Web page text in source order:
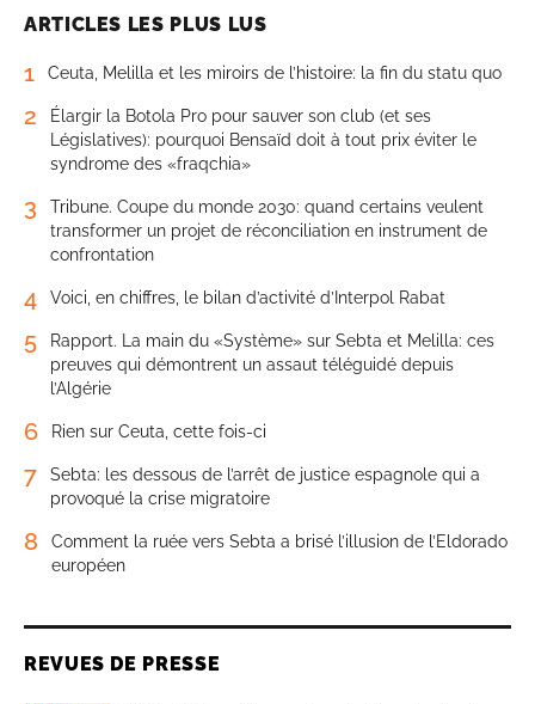
ARTICLES LES PLUS LUS
1 Ceuta, Melilla et les miroirs de l’histoire: la fin du statu quo
2
Élargir la Botola Pro pour sauver son club (et ses
Législatives): pourquoi Bensaïd doit à tout prix éviter le
syndrome des «fraqchia»
3
Tribune. Coupe du monde 2030: quand certains veulent
transformer un projet de réconciliation en instrument de
confrontation
4 Voici, en chiffres, le bilan d’activité d’Interpol Rabat
5
Rapport. La main du «Système» sur Sebta et Melilla: ces
preuves qui démontrent un assaut téléguidé depuis
l’Algérie
6 Rien sur Ceuta, cette fois-ci
7
Sebta: les dessous de l’arrêt de justice espagnole qui a
provoqué la crise migratoire
8
Comment la ruée vers Sebta a brisé l’illusion de l’Eldorado
européen
REVUES DE PRESSE